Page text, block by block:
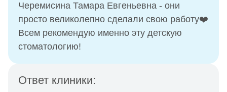
Черемисина Тамара Евгеньевна - они
просто великолепно сделали свою работу❤️
Всем рекомендую именно эту детскую
стоматологию!
Ответ клиники: